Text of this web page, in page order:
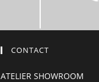
CONTACT
ATELIER SHOWROOM